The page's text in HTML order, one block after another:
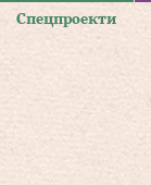
Спецпроекти